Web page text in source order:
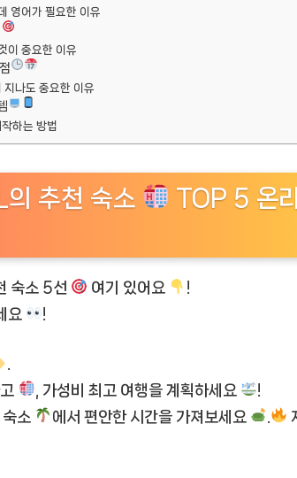
영어가 필요한 이유
이 중요한 이유
지나도 중요한 이유
하는 방법
추천 숙소
TOP 5 온
숙소 5선 여기 있어요
!
요
!
, 가성비 최고 여행을 계획하세요
!
숙소 에서 편안한 시간을 가져보세요